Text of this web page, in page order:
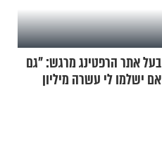
בעל אתר הרפטינג מרגש: "גם
אם ישלמו לי עשרה מיליון